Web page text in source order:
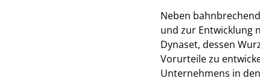
Neben
und zur Entwicklung
Dynaset, dessen
Vorurteile zu
Unternehmens in